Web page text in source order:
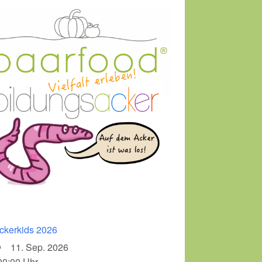
2026
11. Sep. 2026